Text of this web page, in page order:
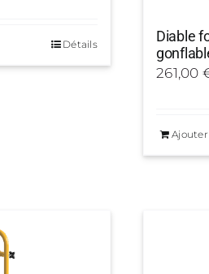
Détails
Diable
261,00